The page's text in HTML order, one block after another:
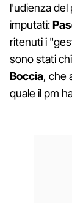
l'udienza del
imputati:
ritenuti i
sono stati
Boccia, che
quale il pm